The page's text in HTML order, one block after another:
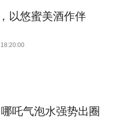
以悠蜜美酒作伴
吒气泡水强势出圈